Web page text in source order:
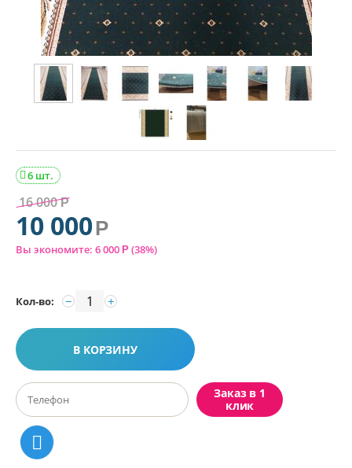
6 шт.

16 000 Р
10 000Р
Вы экономите: 6 000 Р (38%)
Кол-во: +
−
В КОРЗИНУ
Заказ в 1
клик